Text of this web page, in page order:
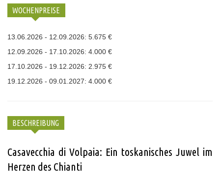
WOCHENPREISE
13.06.2026 - 12.09.2026: 5.675 €
12.09.2026 - 17.10.2026: 4.000 €
17.10.2026 - 19.12.2026: 2.975 €
19.12.2026 - 09.01.2027: 4.000 €
BESCHREIBUNG
Casavecchia di Volpaia: Ein toskanisches Juwel im
Herzen des Chianti